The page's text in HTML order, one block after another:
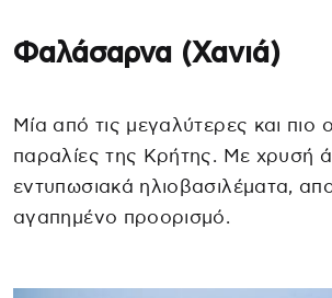
Φαλάσαρνα (Χανιά)
Μία από τις μεγαλύτερες και πιο
παραλίες της Κρήτης. Με χρυσή
εντυπωσιακά ηλιοβασιλέματα,
αγαπημένο προορισμό.